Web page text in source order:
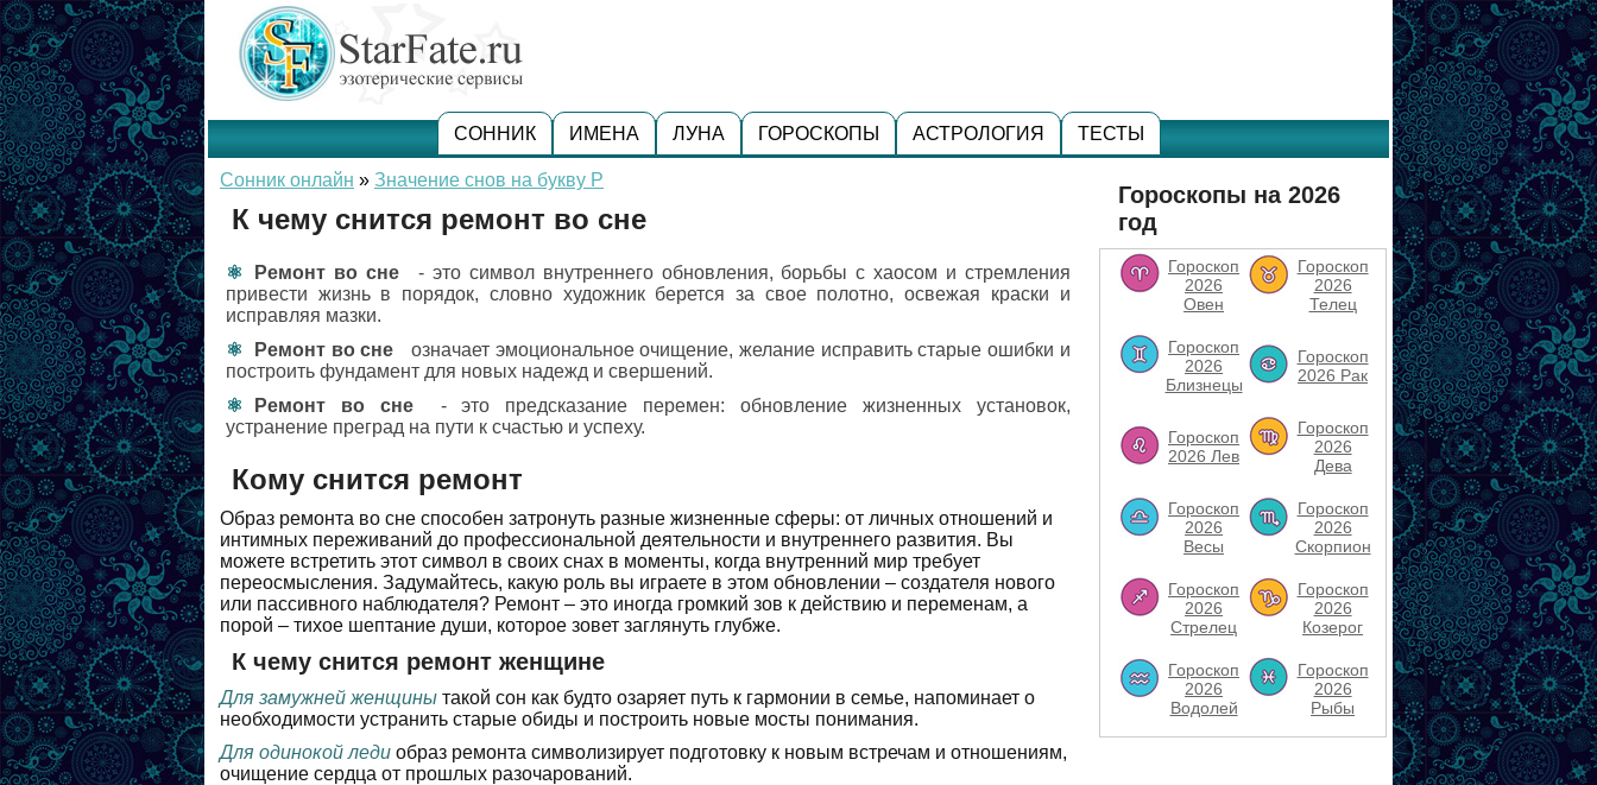
СОННИК ИМЕНА ЛУНА ГОРОСКОПЫ АСТРОЛОГИЯ ТЕСТЫ
Сонник онлайн » Значение снов на букву Р
К чему снится ремонт во сне
Ремонт во сне
- это символ внутреннего обновления, борьбы с хаосом и стремления
привести жизнь в порядок, словно художник берется за свое полотно, освежая краски и
исправляя мазки.
Ремонт во сне
означает эмоциональное очищение, желание исправить старые ошибки и
построить фундамент для новых надежд и свершений.
Ремонт во сне
- это предсказание перемен: обновление жизненных установок,
устранение преград на пути к счастью и успеху.
Кому снится ремонт
Образ ремонта во сне способен затронуть разные жизненные сферы: от личных отношений и
интимных переживаний до профессиональной деятельности и внутреннего развития. Вы
можете встретить этот символ в своих снах в моменты, когда внутренний мир требует
переосмысления. Задумайтесь, какую роль вы играете в этом обновлении – создателя нового
или пассивного наблюдателя? Ремонт – это иногда громкий зов к действию и переменам, а
порой – тихое шептание души, которое зовет заглянуть глубже.
К чему снится ремонт женщине
Для замужней женщины такой сон как будто озаряет путь к гармонии в семье, напоминает о
необходимости устранить старые обиды и построить новые мосты понимания.
Для одинокой леди образ ремонта символизирует подготовку к новым встречам и отношениям,
очищение сердца от прошлых разочарований.
Гороскопы на 2026
год
Гороскоп
2026
Овен
Гороскоп
2026
Телец
Гороскоп
2026
Близнецы
Гороскоп
2026 Рак
Гороскоп
2026 Лев
Гороскоп
2026
Дева
Гороскоп
2026
Весы
Гороскоп
2026
Скорпион
Гороскоп
2026
Стрелец
Гороскоп
2026
Козерог
Гороскоп
2026
Водолей
Гороскоп
2026
Рыбы